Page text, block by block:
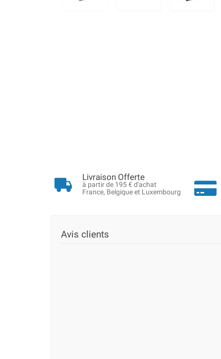
Livraison Offerte
à partir de 195 € d'achat
France, Belgique et Luxembourg
Avis clients